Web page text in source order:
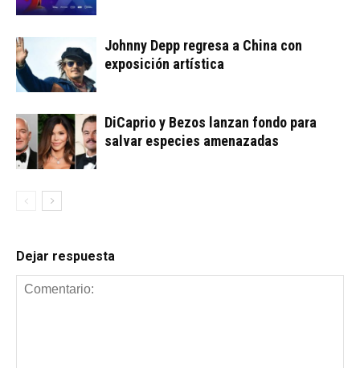
Johnny Depp regresa a China con
exposición artística
DiCaprio y Bezos lanzan fondo para
salvar especies amenazadas
Dejar respuesta